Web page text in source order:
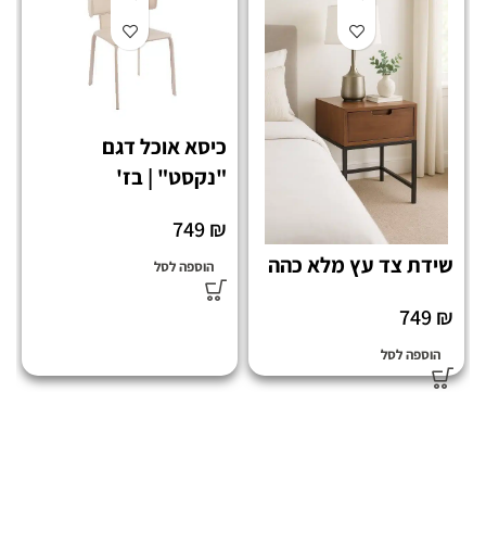
שידת צד עץ מלא כהה
749₪
הוספה לסל
כיסא אוכל דגם
"נקסט" | בז'
749₪
הוספה לסל